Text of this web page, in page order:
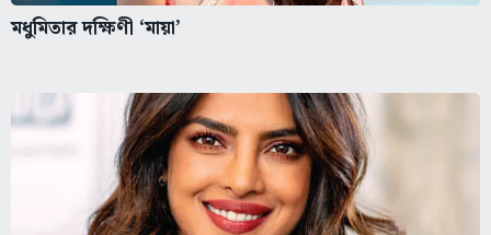
মধুমিতার দক্ষিণী ‘মায়া’